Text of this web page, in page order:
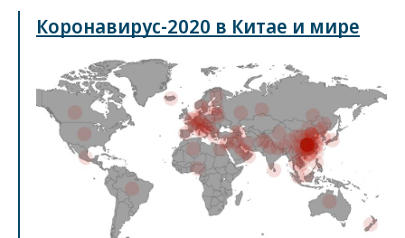
Коронавирус-2020 в Китае и мире